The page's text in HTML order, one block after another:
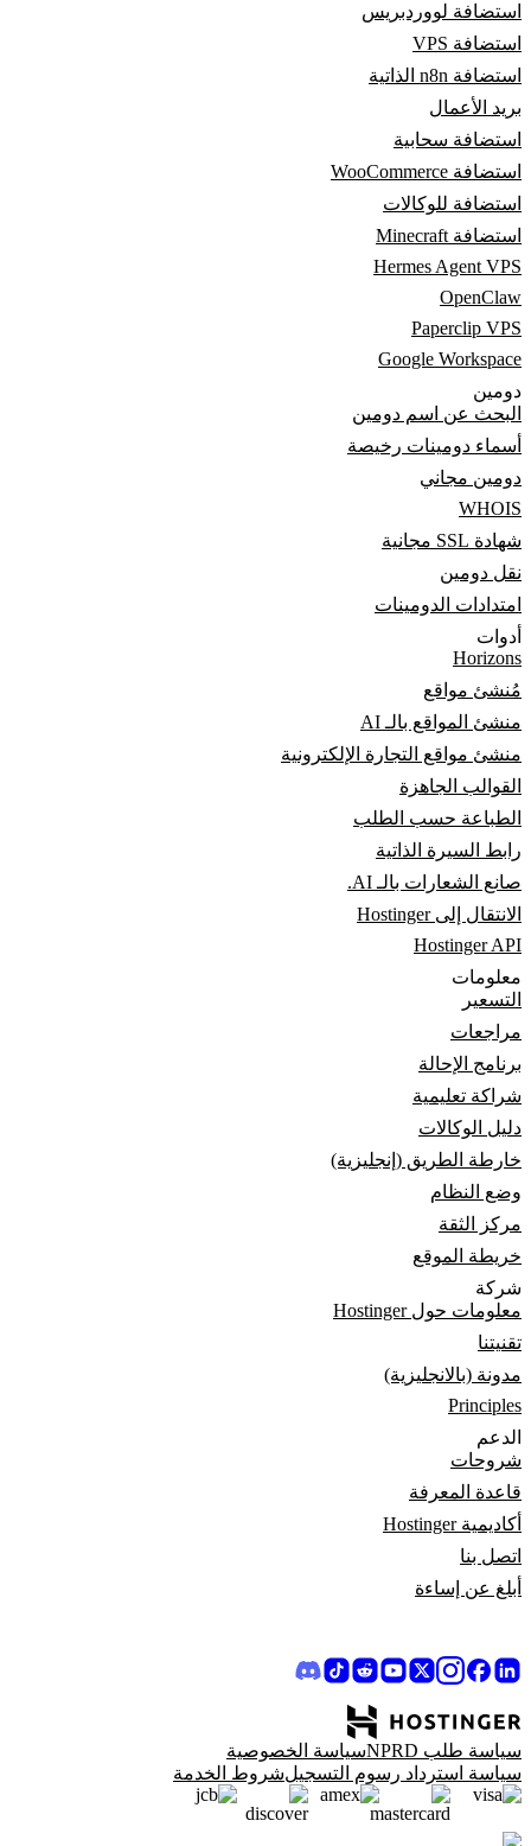
استضافة لووردبريس
استضافة VPS
استضافة n8n الذاتية
بريد الأعمال
استضافة سحابية
استضافة WooCommerce
استضافة للوكالات
استضافة Minecraft
Hermes Agent VPS
OpenClaw
Paperclip VPS
Google Workspace
دومين
البحث عن اسم دومين
أسماء دومينات رخيصة
دومين مجاني
WHOIS
شهادة SSL مجانية
نقل دومين
امتدادات الدومينات
أدوات
Horizons
مُنشئ مواقع
منشئ المواقع بالـ AI
منشئ مواقع التجارة الإلكترونية
القوالب الجاهزة
الطباعة حسب الطلب
رابط السيرة الذاتية
صانع الشعارات بالـ AI.
الانتقال إلى Hostinger
Hostinger API
معلومات
التسعير
مراجعات
برنامج الإحالة
شراكة تعليمية
دليل الوكالات
خارطة الطريق (إنجليزية)
وضع النظام
مركز الثقة
خريطة الموقع
شركة
معلومات حول Hostinger
تقنيتنا
مدونة (بالانجليزية)
Principles
الدعم
شروحات
قاعدة المعرفة
أكاديمية Hostinger
اتصل بنا
أبلغ عن إساءة
سياسة طلب NPRD
سياسة الخصوصية
سياسة استرداد رسوم التسجيلشروط الخدمة